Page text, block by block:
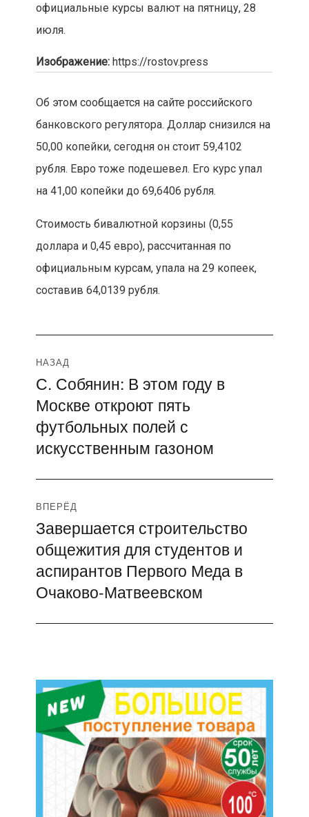
официальные курсы валют на пятницу, 28
июля.
Изображение: https://rostov.press
Об этом сообщается на сайте российского
банковского регулятора. Доллар снизился на
50,00 копейки, сегодня он стоит 59,4102
рубля. Евро тоже подешевел. Его курс упал
на 41,00 копейки до 69,6406 рубля.
Стоимость бивалютной корзины (0,55
доллара и 0,45 евро), рассчитанная по
официальным курсам, упала на 29 копеек,
составив 64,0139 рубля.
Навигация
по
записям
НАЗАД
Предыдущая
запись:
С. Собянин: В этом году в
Москве откроют пять
футбольных полей с
искусственным газоном
ВПЕРЁД
Следующая
запись:
Завершается строительство
общежития для студентов и
аспирантов Первого Меда в
Очаково-Матвеевском